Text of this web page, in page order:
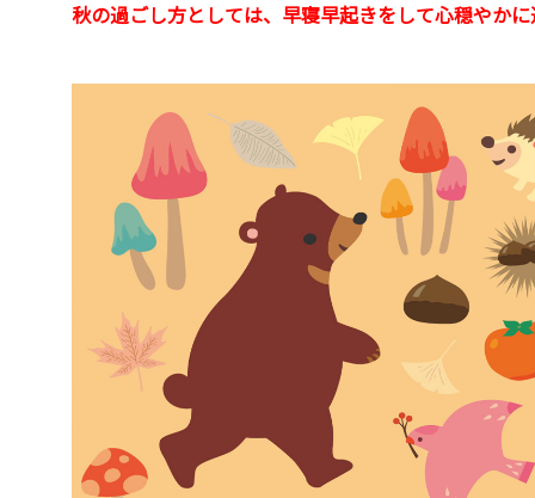
秋の過ごし方としては、早寝早起きをして心穏やか